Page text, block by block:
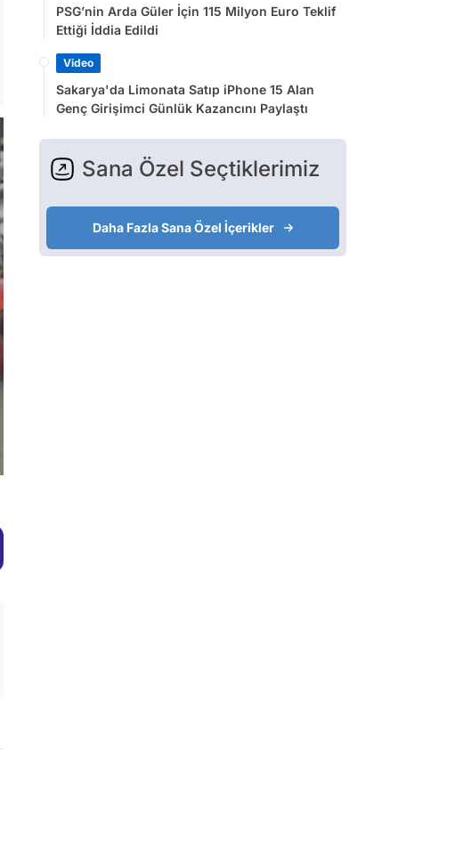
PSG’nin Arda Güler İçin 115 Milyon Euro Teklif
Ettiği İddia Edildi
Video
Sakarya'da Limonata Satıp iPhone 15 Alan
Genç Girişimci Günlük Kazancını Paylaştı
Sana Özel Seçtiklerimiz
Daha Fazla Sana Özel İçerikler